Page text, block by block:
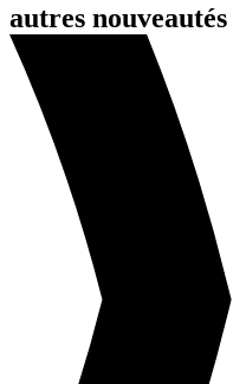
autres nouveautés